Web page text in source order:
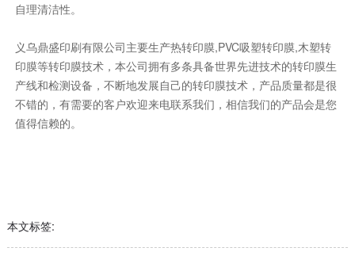
自理清洁性。
义乌鼎盛印刷有限公司主要生产热转印膜,PVC吸塑转印膜,木塑转
印膜等转印膜技术，本公司拥有多条具备世界先进技术的转印膜生
产线和检测设备，不断地发展自己的转印膜技术，产品质量都是很
不错的，有需要的客户欢迎来电联系我们，相信我们的产品会是您
值得信赖的。
本文标签: